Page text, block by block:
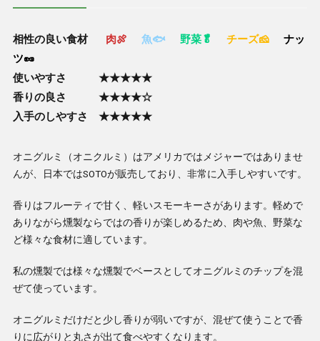
相性の良い食材 肉🍖 魚🐟 野菜🥬 チーズ🧀
ナッ
ツ🥜
使いやすさ ★★★★★
香りの良さ ★★★★☆
入手のしやすさ ★★★★★
オニグルミ（オニクルミ）はアメリカではメジャーではありませ
んが、日本ではSOTOが販売しており、非常に入手しやすいです。
香りはフルーティで甘く、軽いスモーキーさがあります。軽めで
ありながら燻製ならではの香りが楽しめるため、肉や魚、野菜な
ど様々な食材に適しています。
私の燻製では様々な燻製でベースとしてオニグルミのチップを混
ぜて使っています。
オニグルミだけだと少し香りが弱いですが、混ぜて使うことで香
りに広がりと丸さが出て食べやすくなります。